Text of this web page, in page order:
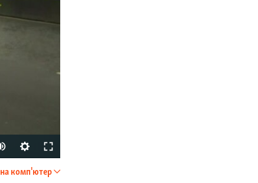
комп'ютер